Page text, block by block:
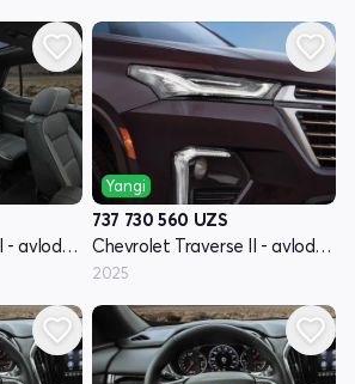
Chevrolet Traverse II - avlod restyling
Yangi
737 730 560 UZS
Chevrolet Traverse II - avlod restyling
2025